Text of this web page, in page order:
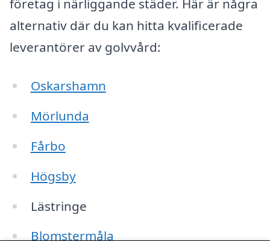
företag i närliggande städer. Här är några
alternativ där du kan hitta kvalificerade
leverantörer av golvvård:
Oskarshamn
Mörlunda
Fårbo
Högsby
Lästringe
Blomstermåla